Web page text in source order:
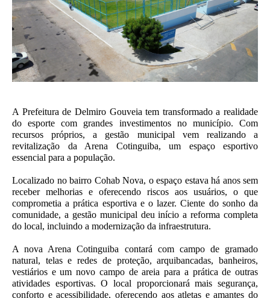
A Prefeitura de Delmiro Gouveia tem transformado a realidade
do esporte com grandes investimentos no município. Com
recursos próprios, a gestão municipal vem realizando a
revitalização da Arena Cotinguiba, um espaço esportivo
essencial para a população.
Localizado no bairro Cohab Nova, o espaço estava há anos sem
receber melhorias e oferecendo riscos aos usuários, o que
comprometia a prática esportiva e o lazer. Ciente do sonho da
comunidade, a gestão municipal deu início a reforma completa
do local, incluindo a modernização da infraestrutura.
A nova Arena Cotinguiba contará com campo de gramado
natural, telas e redes de proteção, arquibancadas, banheiros,
vestiários e um novo campo de areia para a prática de outras
atividades esportivas. O local proporcionará mais segurança,
conforto e acessibilidade, oferecendo aos atletas e amantes do